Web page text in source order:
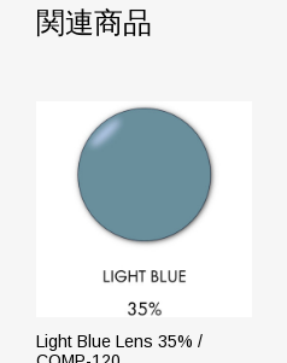
関連商品
Light Blue Lens 35% /